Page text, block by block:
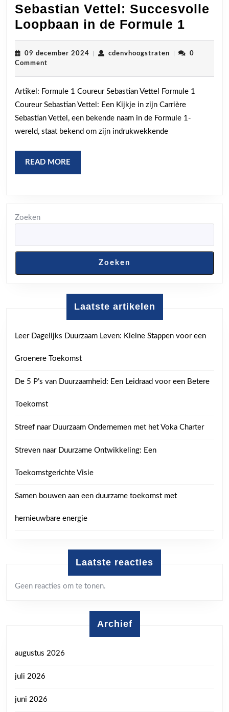
Sebastian Vettel: Succesvolle
Loopbaan in de Formule 1
Vettel:
in
de
09 december 2024 cdenvhoogstraten
0
Comment
Artikel: Formule 1 Coureur Sebastian Vettel Formule 1
Coureur Sebastian Vettel: Een Kijkje in zijn Carrière
Sebastian Vettel, een bekende naam in de Formule 1-
wereld, staat bekend om zijn indrukwekkende
READ MORE
MORE
Zoeken
Zoeken
Laatste artikelen
Leer Dagelijks Duurzaam Leven: Kleine Stappen voor een
Groenere Toekomst
De 5 P’s van Duurzaamheid: Een Leidraad voor een Betere
Toekomst
Streef naar Duurzaam Ondernemen met het Voka Charter
Streven naar Duurzame Ontwikkeling: Een
Toekomstgerichte Visie
Samen bouwen aan een duurzame toekomst met
hernieuwbare energie
Laatste reacties
Geen reacties om te tonen.
Archief
augustus 2026
juli 2026
juni 2026